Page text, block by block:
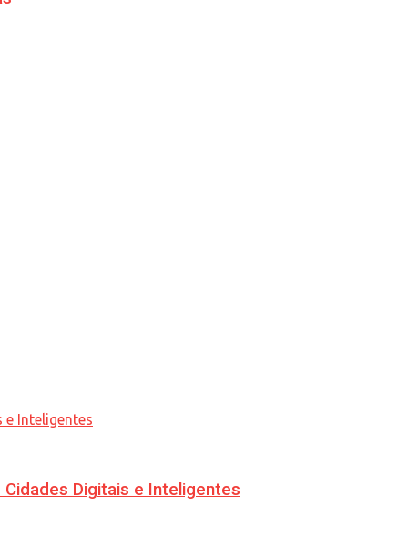
Digitais e Inteligentes